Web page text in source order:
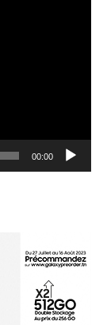
00:00